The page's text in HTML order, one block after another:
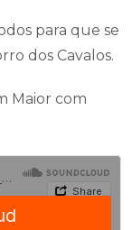
para que se
dos Cavalos.
Maior com